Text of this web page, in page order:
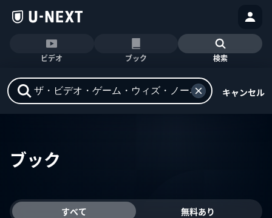
ビデオ ブック 検索
キャンセル
ブック
すべて 無料あり